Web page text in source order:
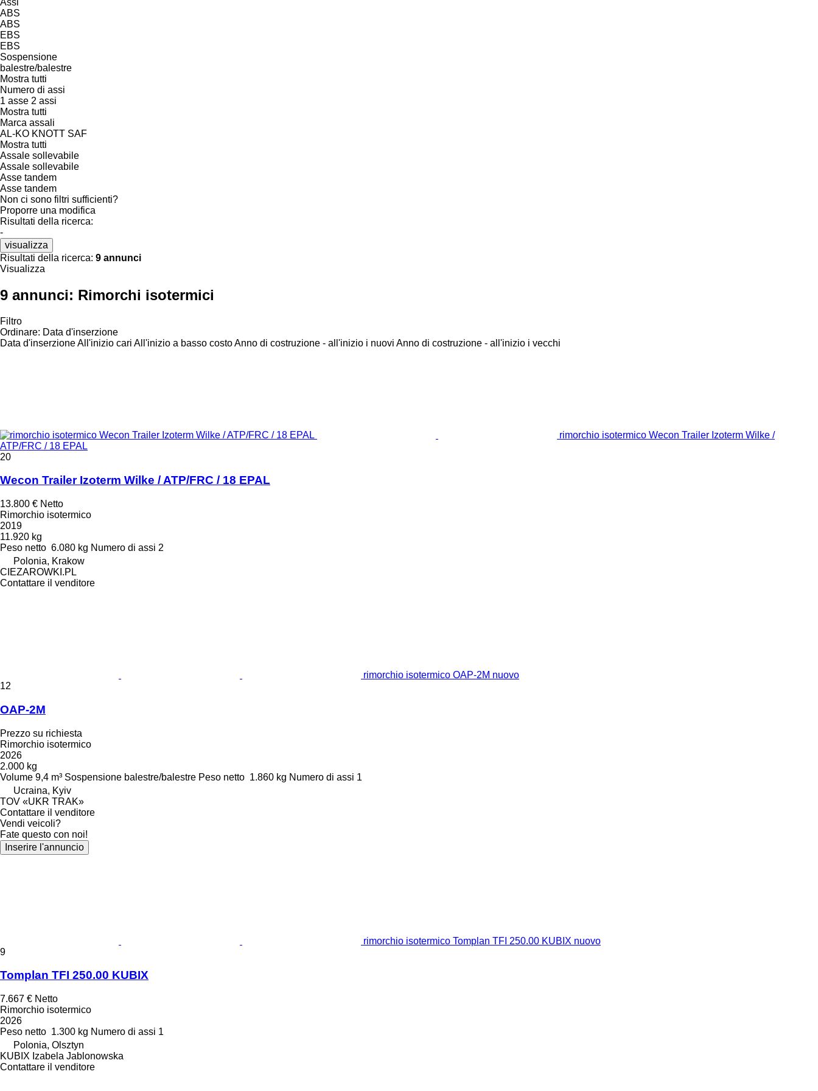
ABS
ABS
EBS
EBS
Sospensione
balestre/balestre
Mostra tutti
Numero di assi
1 asse 2 assi
Mostra tutti
Marca assali
AL-KO KNOTT SAF
Mostra tutti
Assale sollevabile
Assale sollevabile
Asse tandem
Asse tandem
Non ci sono filtri sufficienti?
Proporre una modifica
Risultati della ricerca:
-
visualizza
Risultati della ricerca: 9 annunci
Visualizza
9 annunci: Rimorchi isotermici
Filtro
Ordinare: Data d'inserzione
Data d'inserzioneAll'inizio cari All'inizio a basso costoAnno di costruzione - all'inizio i nuovi Anno di costruzione - all'inizio i vecchi
rimorchio isotermico Wecon Trailer Izoterm Wilke /
ATP/FRC / 18 EPAL
20
Wecon Trailer Izoterm Wilke / ATP/FRC / 18 EPAL
13.800 € Netto
Rimorchio isotermico
2019
11.920 kg
Peso netto 6.080 kg Numero di assi 2
Polonia, Krakow
CIEZAROWKI.PL
Contattare il venditore
rimorchio isotermico OAP-2M nuovo
12
OAP-2M
Prezzo su richiesta
Rimorchio isotermico
2026
2.000 kg
Volume 9,4 m³ Sospensione balestre/balestre Peso netto 1.860 kg Numero di assi 1
Ucraina, Kyiv
TOV «UKR TRAK»
Contattare il venditore
Vendi veicoli?
Fate questo con noi!
Inserire l'annuncio
rimorchio isotermico Tomplan TFI 250.00 KUBIX nuovo
9
Tomplan TFI 250.00 KUBIX
7.667 € Netto
Rimorchio isotermico
2026
Peso netto 1.300 kg Numero di assi 1
Polonia, Olsztyn
KUBIX Izabela Jablonowska
Contattare il venditore